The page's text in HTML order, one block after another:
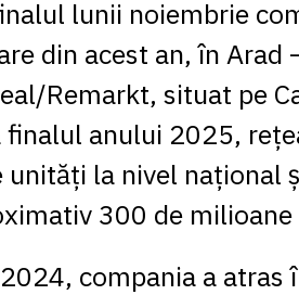
lunii noiembrie
din acest an, în
Remarkt, situat pe
anului 2025,
unități la nivel național
300 de milioane
compania a atras